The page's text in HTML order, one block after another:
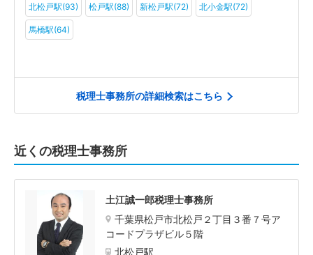
北松戸駅(93) 松戸駅(88) 新松戸駅(72) 北小金駅(72)
馬橋駅(64)
税理士事務所の詳細検索はこちら
近くの税理士事務所
土江誠一郎税理士事務所
千葉県松戸市北松戸２丁目３番７号ア
コードプラザビル５階
北松戸駅